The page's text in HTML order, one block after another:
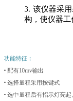
3. 该仪器采
构，使仪器工
功能特征：
• 配有10mv输出
• 选择量程采用按键式
• 选中量程后有指示灯亮起